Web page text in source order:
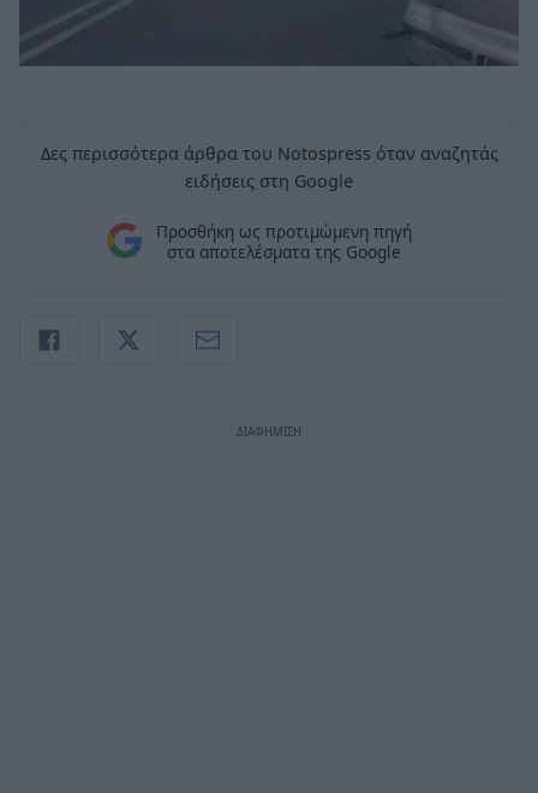
Δες περισσότερα άρθρα του Notospress όταν αναζητάς
ειδήσεις στη Google
Προσθήκη ως προτιμώμενη πηγή
στα αποτελέσματα της Google